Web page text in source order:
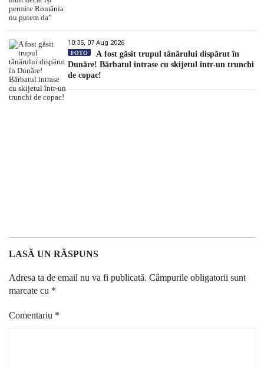
10:35, 07 Aug 2026
FOTO
A fost găsit trupul tânărului dispărut în
Dunăre! Bărbatul intrase cu skijetul într-un trunchi
de copac!
LASĂ UN RĂSPUNS
Adresa ta de email nu va fi publicată. Câmpurile obligatorii sunt
marcate cu *
Comentariu *